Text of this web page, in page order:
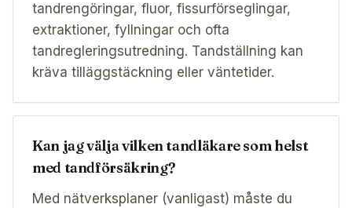
tandrengöringar, fluor, fissurförseglingar,
extraktioner, fyllningar och ofta
tandregleringsutredning. Tandställning kan
kräva tilläggstäckning eller väntetider.
Kan jag välja vilken tandläkare som helst
med tandförsäkring?
Med nätverksplaner (vanligast) måste du